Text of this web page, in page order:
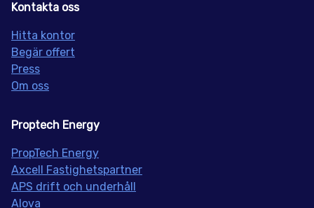
Kontakta oss
Hitta kontor
Begär offert
Press
Om oss
Proptech Energy
PropTech Energy
Axcell Fastighetspartner
APS drift och underhåll
Alova